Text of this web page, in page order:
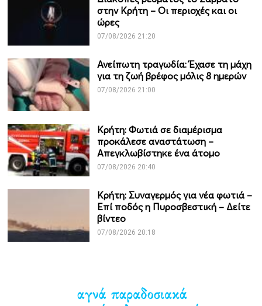
στην Κρήτη – Οι περιοχές και οι
ώρες
07/08/2026 21:20
Ανείπωτη τραγωδία: Έχασε τη μάχη
για τη ζωή βρέφος μόλις 8 ημερών
07/08/2026 21:00
Κρήτη: Φωτιά σε διαμέρισμα
προκάλεσε αναστάτωση –
Απεγκλωβίστηκε ένα άτομο
07/08/2026 20:40
Κρήτη: Συναγερμός για νέα φωτιά –
Επί ποδός η Πυροσβεστική – Δείτε
βίντεο
07/08/2026 20:18